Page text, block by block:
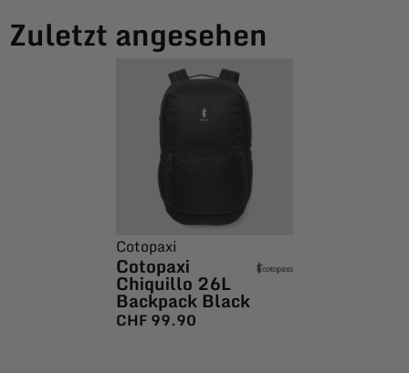
Zuletzt angesehen
Cotopaxi
Cotopaxi
Chiquillo 26L
Backpack Black
CHF99.90